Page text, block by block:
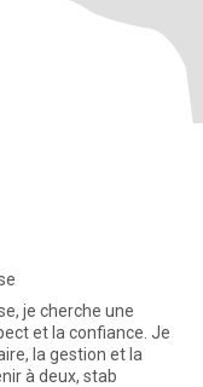
je cherche une
et la confiance. Je
la gestion et la
à deux, stab